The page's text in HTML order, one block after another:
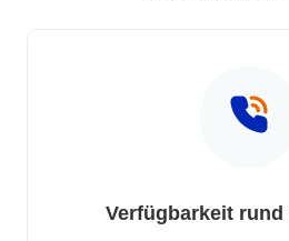
Verfügbarkeit rund